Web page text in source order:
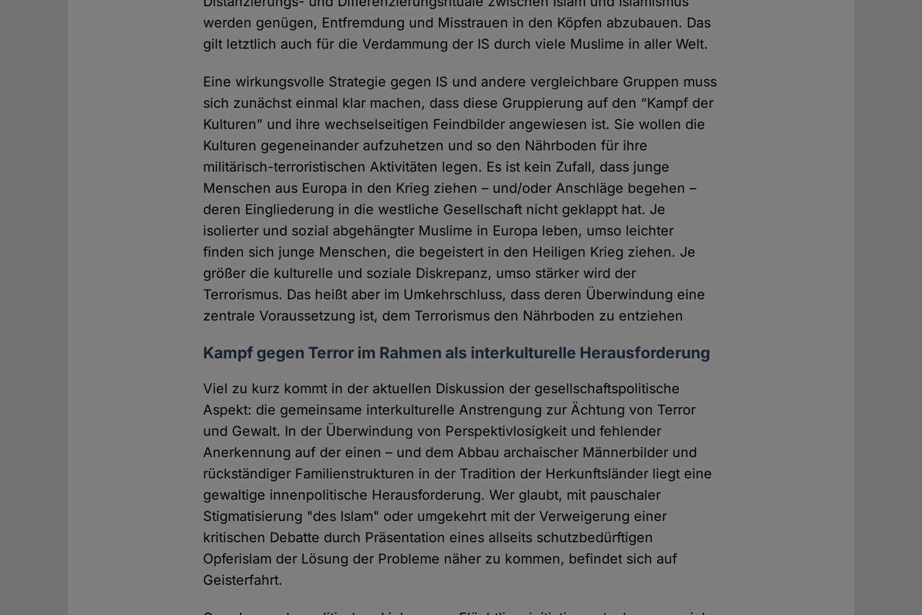
werden genügen, Entfremdung und Misstrauen in den Köpfen abzubauen. Das
gilt letztlich auch für die Verdammung der IS durch viele Muslime in aller Welt.
Eine wirkungsvolle Strategie gegen IS und andere vergleichbare Gruppen muss
sich zunächst einmal klar machen, dass diese Gruppierung auf den “Kampf der
Kulturen” und ihre wechselseitigen Feindbilder angewiesen ist. Sie wollen die
Kulturen gegeneinander aufzuhetzen und so den Nährboden für ihre
militärisch-terroristischen Aktivitäten legen. Es ist kein Zufall, dass junge
Menschen aus Europa in den Krieg ziehen – und/oder Anschläge begehen –
deren Eingliederung in die westliche Gesellschaft nicht geklappt hat. Je
isolierter und sozial abgehängter Muslime in Europa leben, umso leichter
finden sich junge Menschen, die begeistert in den Heiligen Krieg ziehen. Je
größer die kulturelle und soziale Diskrepanz, umso stärker wird der
Terrorismus. Das heißt aber im Umkehrschluss, dass deren Überwindung eine
zentrale Voraussetzung ist, dem Terrorismus den Nährboden zu entziehen
Kampf gegen Terror im Rahmen als interkulturelle Herausforderung
Viel zu kurz kommt in der aktuellen Diskussion der gesellschaftspolitische
Aspekt: die gemeinsame interkulturelle Anstrengung zur Ächtung von Terror
und Gewalt. In der Überwindung von Perspektivlosigkeit und fehlender
Anerkennung auf der einen – und dem Abbau archaischer Männerbilder und
rückständiger Familienstrukturen in der Tradition der Herkunftsländer liegt eine
gewaltige innenpolitische Herausforderung. Wer glaubt, mit pauschaler
Stigmatisierung "des Islam" oder umgekehrt mit der Verweigerung einer
kritischen Debatte durch Präsentation eines allseits schutzbedürftigen
Opferislam der Lösung der Probleme näher zu kommen, befindet sich auf
Geisterfahrt.